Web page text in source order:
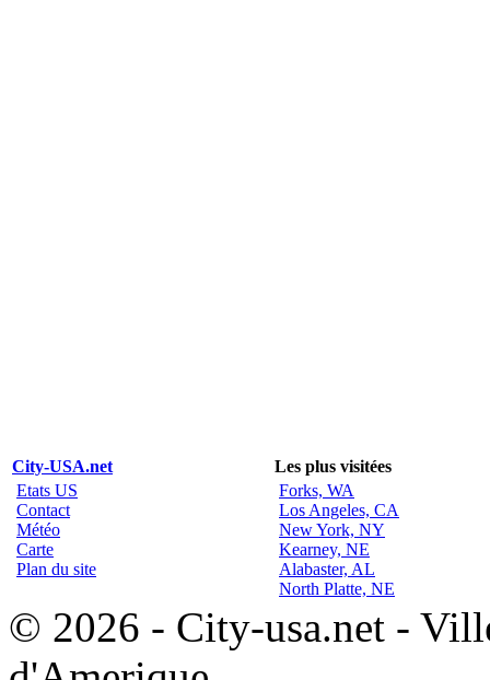
City-USA.net
Les plus visitées
Etats US
Contact
Météo
Carte
Plan du site
Forks, WA
Los Angeles, CA
New York, NY
Kearney, NE
Alabaster, AL
North Platte, NE
© 2026 - City-usa.net -